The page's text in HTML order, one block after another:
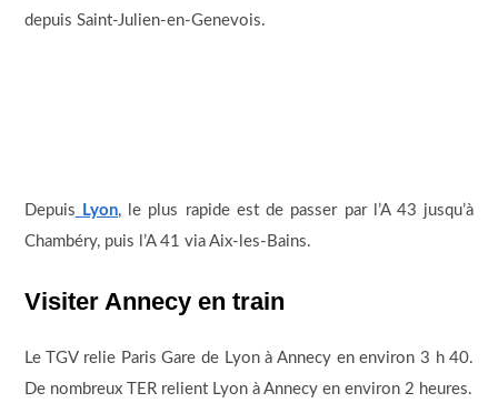
depuis Saint-Julien-en-Genevois.
Depuis Lyon, le plus rapide est de passer par l’A 43 jusqu’à
Chambéry, puis l’A 41 via Aix-les-Bains.
Visiter Annecy en train
Le TGV relie Paris Gare de Lyon à Annecy en environ 3 h 40.
De nombreux TER relient Lyon à Annecy en environ 2 heures.